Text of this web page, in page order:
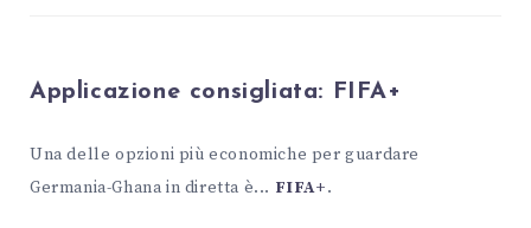
Applicazione consigliata: FIFA+
Una delle opzioni più economiche per guardare
Germania-Ghana in diretta è... FIFA+.